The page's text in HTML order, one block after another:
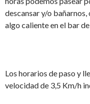
descansar y/o
algo caliente en el bar
Los horarios de paso y
velocidad de 3,5 Km/h